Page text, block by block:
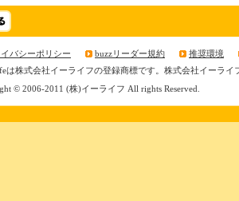
バシーポリシー buzzリーダー規約
推奨環境
は株式会社イーライフの登録商標です。株式会社イーラ
© 2006-2011 (株)イーライフ All rights Reserved.